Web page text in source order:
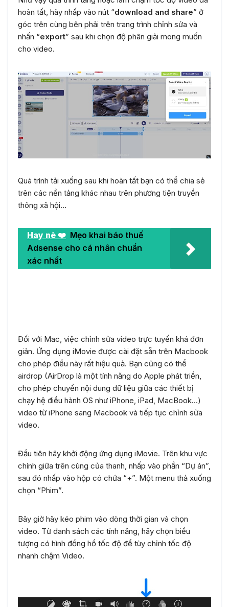
hoàn tất, hãy nhấp vào nút “download and share” ở
góc trên cùng bên phải trên trang trình chỉnh sửa và
nhấn “export” sau khi chọn độ phân giải mong muốn
cho video.
Quá trình tải xuống sau khi hoàn tất bạn có thể chia sẻ
trên các nền tảng khác nhau trên phương tiện truyền
thông xã hội…
Hay nè ❤️ Mẹo khai báo thuế
Adsense cho cá nhân chuẩn
xác nhất
Đối với Mac, việc chỉnh sửa video trực tuyến khá đơn
giản. Ứng dụng iMovie được cài đặt sẵn trên Macbook
cho phép điều này rất hiệu quả. Bạn cũng có thể
airdrop (AirDrop là một tính năng do Apple phát triển,
cho phép chuyển nội dung dữ liệu giữa các thiết bị
chạy hệ điều hành OS như iPhone, iPad, MacBook…)
video từ iPhone sang Macbook và tiếp tục chỉnh sửa
video.
Đầu tiên hãy khởi động ứng dụng iMovie. Trên khu vực
chính giữa trên cùng của thanh, nhấp vào phần “Dự án”,
sau đó nhấp vào hộp có chứa “+”. Một menu thả xuống
chọn “Phim”.
Bây giờ hãy kéo phim vào dòng thời gian và chọn
video. Từ danh sách các tính năng, hãy chọn biểu
tượng có hình đồng hồ tốc độ để tùy chỉnh tốc độ
nhanh chậm Video.